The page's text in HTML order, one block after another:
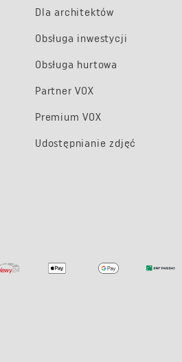
Dla architektów
Obsługa inwestycji
Obsługa hurtowa
Partner VOX
Premium VOX
Udostępnianie zdjęć